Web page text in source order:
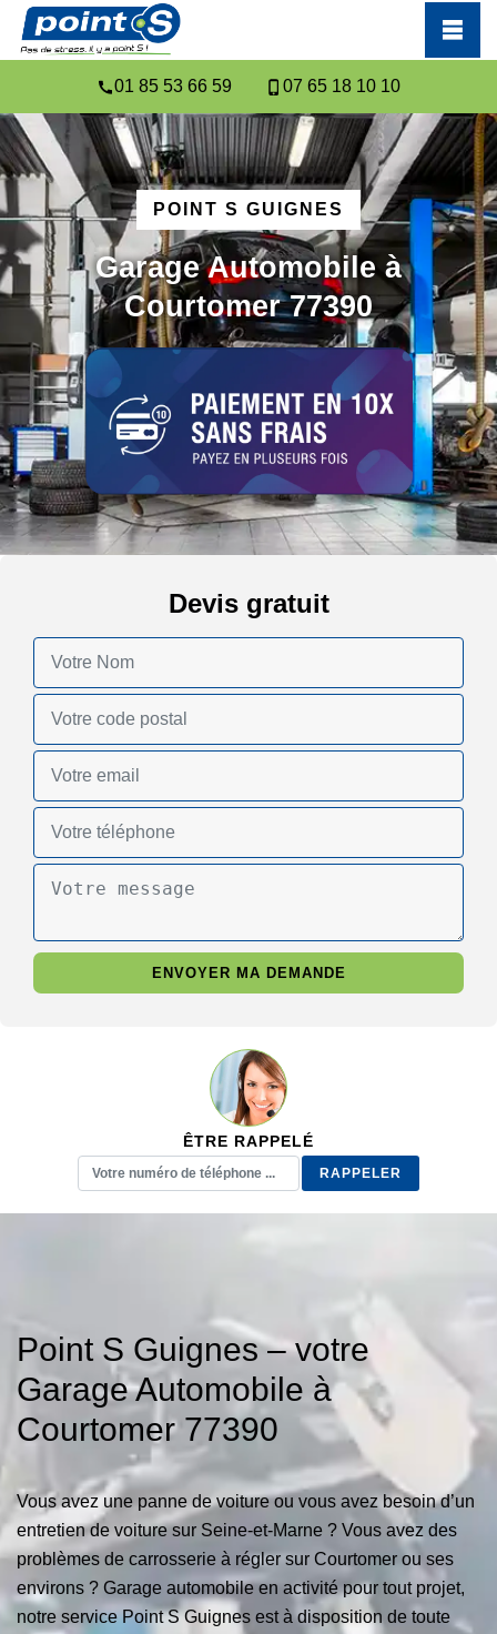
01 85 53 66 59 07 65 18 10 10
POINT S GUIGNES
Garage Automobile à
Courtomer 77390
Devis gratuit
ÊTRE RAPPELÉ
Point S Guignes – votre
Garage Automobile à
Courtomer 77390
Vous avez une panne de voiture ou vous avez besoin d’un
entretien de voiture sur Seine-et-Marne ? Vous avez des
problèmes de carrosserie à régler sur Courtomer ou ses
environs ? Garage automobile en activité pour tout projet,
notre service Point S Guignes est à disposition de toute